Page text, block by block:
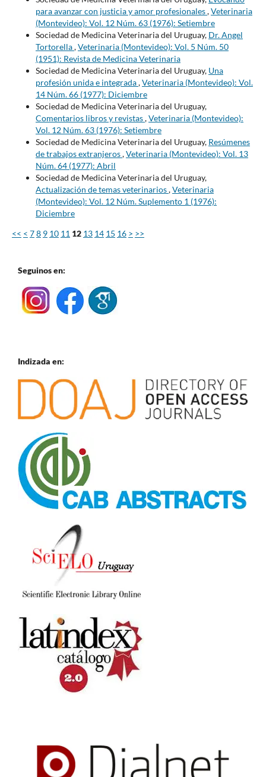
para avanzar con justicia y amor profesionales,Veterinaria
(Montevideo): Vol. 12 Núm. 63 (1976): Setiembre
Sociedad de Medicina Veterinaria del Uruguay, Dr. Angel
Tortorella,Veterinaria (Montevideo): Vol. 5 Núm. 50
(1951): Revista de Medicina Veterinaria
Sociedad de Medicina Veterinaria del Uruguay, Una
profesión unida e integrada,Veterinaria (Montevideo): Vol.
14 Núm. 66 (1977): Diciembre
Sociedad de Medicina Veterinaria del Uruguay,
Comentarios libros y revistas,Veterinaria (Montevideo):
Vol. 12 Núm. 63 (1976): Setiembre
Sociedad de Medicina Veterinaria del Uruguay, Resúmenes
de trabajos extranjeros,Veterinaria (Montevideo): Vol. 13
Núm. 64 (1977): Abril
Sociedad de Medicina Veterinaria del Uruguay,
Actualización de temas veterinarios,Veterinaria
(Montevideo): Vol. 12 Núm. Suplemento 1 (1976):
Diciembre
<< < 78 9 10 11 12 13 14 15 16 > >>
Seguinos en:
Indizada en: